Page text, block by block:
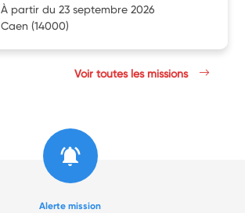
À partir du 23 septembre 2026
Caen (14000)
Voir toutes les missions
Alerte mission